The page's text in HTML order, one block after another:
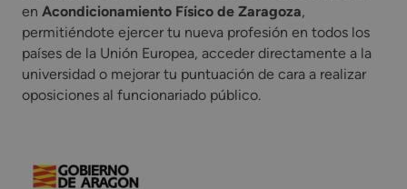
en Acondicionamiento Físico de Zaragoza,
permitiéndote ejercer tu nueva profesión en todos los
países de la Unión Europea, acceder directamente a la
universidad o mejorar tu puntuación de cara a realizar
oposiciones al funcionariado público.